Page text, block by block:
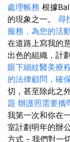
處理帳務 根據
的現象之一。 尋
服務，為您的活
在道路上寫我的
出色的組織，計
眼下細紋醫美療
的法律顧問，確
切，甚至除此之
題 辦護照需要攜
我第一次和你在
室計劃明年的辦
方式 - 我們對一